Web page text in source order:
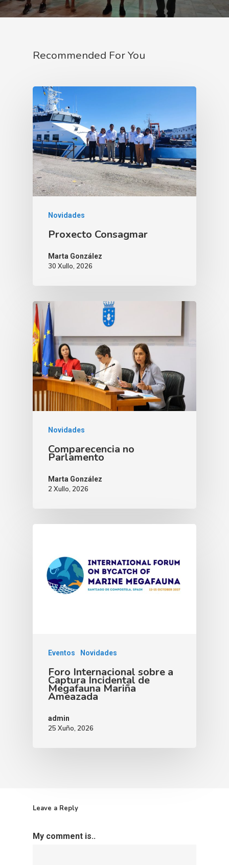
Recommended For You
Novidades
Proxecto Consagmar
Marta González
30 Xullo, 2026
Novidades
Comparecencia no
Parlamento
Marta González
2 Xullo, 2026
Eventos Novidades
Foro Internacional sobre a
Captura Incidental de
Megafauna Mariña
Ameazada
admin
25 Xuño, 2026
Leave a Reply
My comment is..